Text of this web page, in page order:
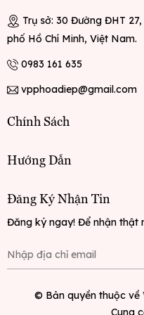
Trụ sở: 30 Đường ĐHT
phố Hồ Chí Minh, Việt Nam.
0983 161 635
vpphoadiep@gmail.com
Chính Sách
Hướng Dẫn
Đăng Ký Nhận Tin
Đăng ký ngay! Để nhận thật
© Bản quyền thuộc về
Cung